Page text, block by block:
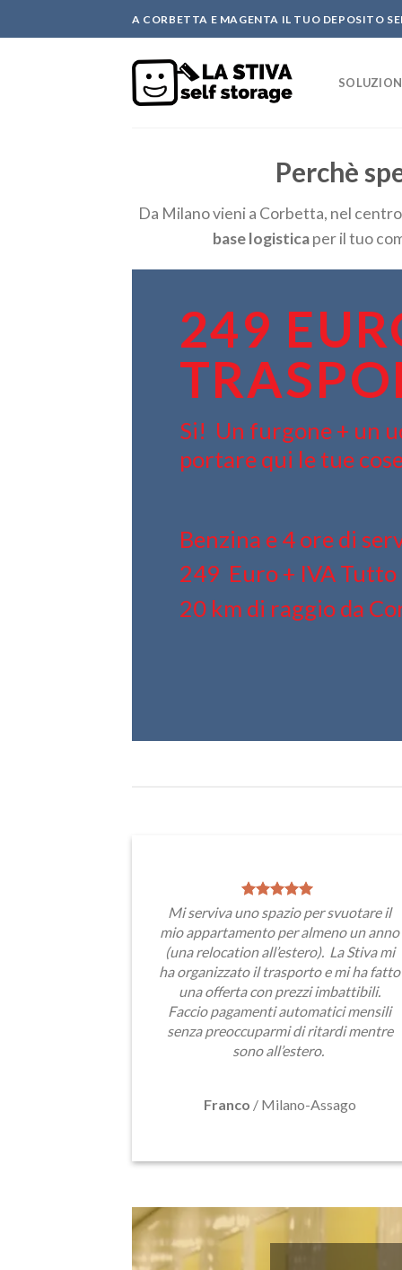
A CORBETTA E MAGENTA IL TUO DEPOSITO
Perchè
Da Milano vieni a Corbetta, nel
base logisticaper il tuo
249
Si! Un furgone + un
portare qui le tue
Benzina e 4 ore di
249 Euro + IVA Tutto
20 km di raggio da
Mi serviva uno spazio per svuotare il
mio appartamento per almeno un anno
(una relocation all’estero). La Stiva mi
ha organizzato il trasporto e mi ha fatto
una offerta con prezzi imbattibili.
Faccio pagamenti automatici mensili
senza preoccuparmi di ritardi mentre
sono all’estero.
Franco / Milano-Assago